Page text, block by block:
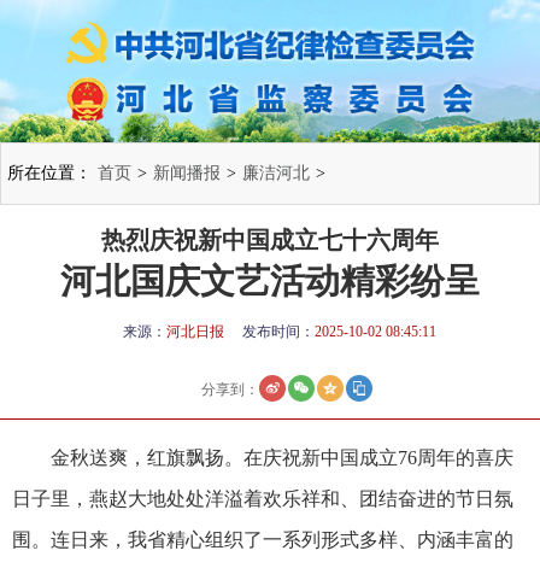
所在位置： 首页 > 新闻播报 > 廉洁河北 >
热烈庆祝新中国成立七十六周年
河北国庆文艺活动精彩纷呈
来源： 河北日报 发布时间： 2025-10-02 08:45:11
分享到：
金秋送爽，红旗飘扬。在庆祝新中国成立76周年的喜庆
日子里，燕赵大地处处洋溢着欢乐祥和、团结奋进的节日氛
围。连日来，我省精心组织了一系列形式多样、内涵丰富的